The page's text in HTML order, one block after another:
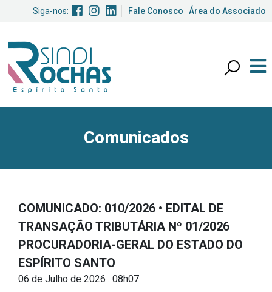
Siga-nos: Fale Conosco Área do Associado
Comunicados
COMUNICADO: 010/2026 • EDITAL DE
TRANSAÇÃO TRIBUTÁRIA Nº 01/2026
PROCURADORIA-GERAL DO ESTADO DO
ESPÍRITO SANTO
06 de Julho de 2026 . 08h07